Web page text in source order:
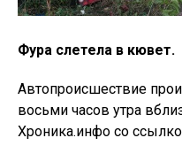
Фура слетела в кювет.
Автопроисшествие
восьми часов утра
Хроника.инфо со